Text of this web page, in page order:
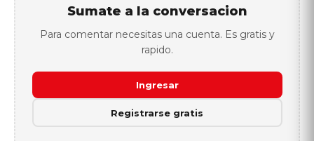
Sumate a la conversacion
Para comentar necesitas una cuenta. Es gratis y
rapido.
Ingresar
Registrarse gratis